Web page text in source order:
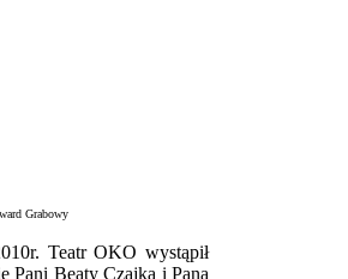
Grabowy
Teatr OKO wystąpił
Pani Beaty Czajka i Pana